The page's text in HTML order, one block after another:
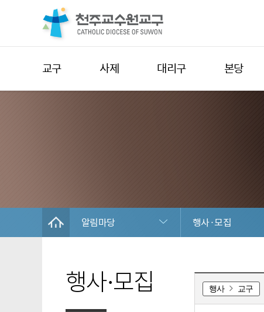
교구 사제 대리구 본당
알림마당 행사·모집
행사·모집 행사 교구